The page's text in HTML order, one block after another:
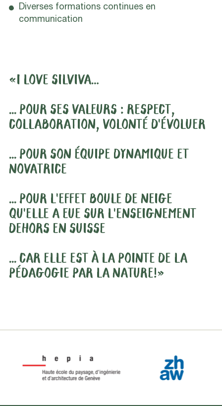
Diverses formations continues en
communication
«I LOVE SILVIVA…
... POUR SES VALEURS : RESPECT,
COLLABORATION, VOLONTÉ D'ÉVOLUER
... POUR SON ÉQUIPE DYNAMIQUE ET
NOVATRICE
... POUR L'EFFET BOULE DE NEIGE
QU'ELLE A EUE SUR L'ENSEIGNEMENT
DEHORS EN SUISSE
... CAR ELLE EST À LA POINTE DE LA
PÉDAGOGIE PAR LA NATURE!»